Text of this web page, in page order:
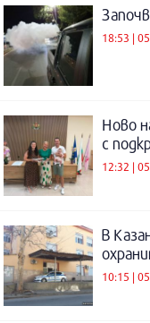
18:53 |
Ново
с
12:32 |
В
10:15 |